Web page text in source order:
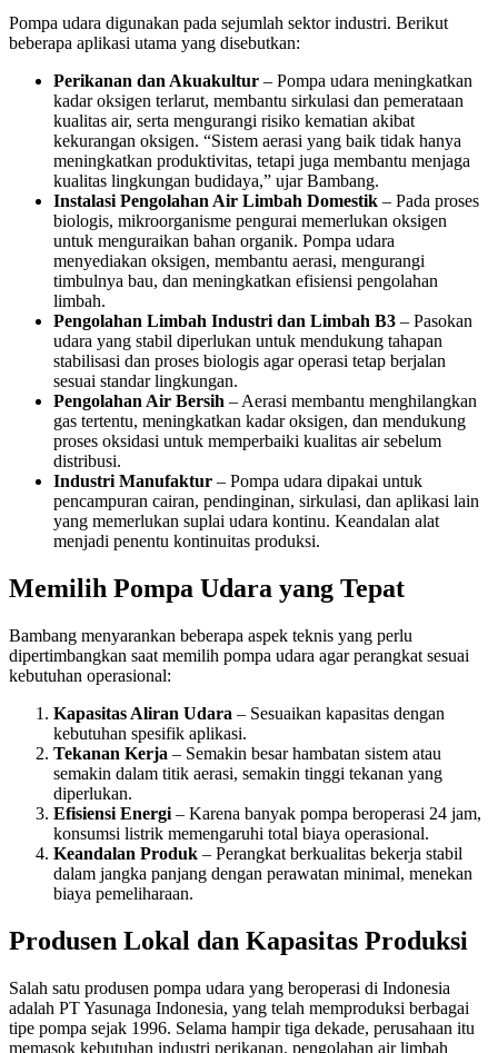
Pompa udara digunakan pada sejumlah sektor industri. Berikut
beberapa aplikasi utama yang disebutkan:
Perikanan dan Akuakultur – Pompa udara meningkatkan
kadar oksigen terlarut, membantu sirkulasi dan pemerataan
kualitas air, serta mengurangi risiko kematian akibat
kekurangan oksigen. “Sistem aerasi yang baik tidak hanya
meningkatkan produktivitas, tetapi juga membantu menjaga
kualitas lingkungan budidaya,” ujar Bambang.
Instalasi Pengolahan Air Limbah Domestik – Pada proses
biologis, mikroorganisme pengurai memerlukan oksigen
untuk menguraikan bahan organik. Pompa udara
menyediakan oksigen, membantu aerasi, mengurangi
timbulnya bau, dan meningkatkan efisiensi pengolahan
limbah.
Pengolahan Limbah Industri dan Limbah B3 – Pasokan
udara yang stabil diperlukan untuk mendukung tahapan
stabilisasi dan proses biologis agar operasi tetap berjalan
sesuai standar lingkungan.
Pengolahan Air Bersih – Aerasi membantu menghilangkan
gas tertentu, meningkatkan kadar oksigen, dan mendukung
proses oksidasi untuk memperbaiki kualitas air sebelum
distribusi.
Industri Manufaktur – Pompa udara dipakai untuk
pencampuran cairan, pendinginan, sirkulasi, dan aplikasi lain
yang memerlukan suplai udara kontinu. Keandalan alat
menjadi penentu kontinuitas produksi.
Memilih Pompa Udara yang Tepat
Bambang menyarankan beberapa aspek teknis yang perlu
dipertimbangkan saat memilih pompa udara agar perangkat sesuai
kebutuhan operasional:
Kapasitas Aliran Udara – Sesuaikan kapasitas dengan
kebutuhan spesifik aplikasi.
Tekanan Kerja – Semakin besar hambatan sistem atau
semakin dalam titik aerasi, semakin tinggi tekanan yang
diperlukan.
Efisiensi Energi – Karena banyak pompa beroperasi 24 jam,
konsumsi listrik memengaruhi total biaya operasional.
Keandalan Produk – Perangkat berkualitas bekerja stabil
dalam jangka panjang dengan perawatan minimal, menekan
biaya pemeliharaan.
Produsen Lokal dan Kapasitas Produksi
Salah satu produsen pompa udara yang beroperasi di Indonesia
adalah PT Yasunaga Indonesia, yang telah memproduksi berbagai
tipe pompa sejak 1996. Selama hampir tiga dekade, perusahaan itu
memasok kebutuhan industri perikanan, pengolahan air limbah